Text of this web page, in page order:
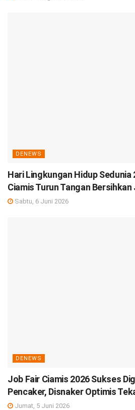
DENEWS
Hari Lingkungan Hidup Sedunia
Ciamis Turun Tangan
Sabtu, 6 Juni 2026
DENEWS
Job Fair Ciamis 2026 Sukses
Pencaker, Disnaker Optimis
Jumat, 5 Juni 2026